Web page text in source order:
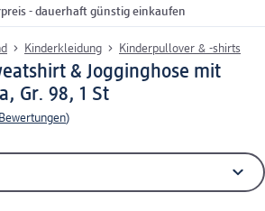
- dauerhaft günstig einkaufen
Kinderkleidung Kinderpullover & -shirts
& Jogginghose mit
Gr. 98, 1 St
)